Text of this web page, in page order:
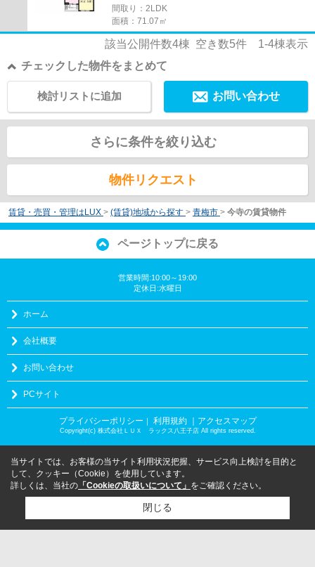
間取り：2LDK
面積：71.07㎡
該当公開件数4棟 空き数5件 1-4棟表示
チェックした物件をまとめて
お問い合わせ
検討リストに追加
さらに条件を絞り込む
物件リクエスト
賃貸・売買・管理はLUX > (賃貸)地域から探す > 青梅市 > 今寺の賃貸物件
ページトップに戻る
営業時間:10:00～19:00
定休日:水曜日
ホーム
会社概要
お問い合わせ
PCサイト
プライバシーポリシー ｜ 利用規約 ｜アクセスマップ
Copyright(c) 株式会社ＬＵＸ ラックス八王子店 All rights reserved.
当サイトでは、お客様の当サイト利用状況把握、サービス向上検討を目的と
して、クッキー（Cookie）を使用しています。
詳しくは、当社の 「Cookieの取扱いについて」 をご確認ください。
閉じる